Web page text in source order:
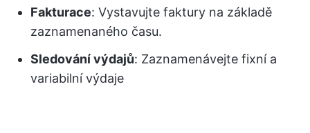
Fakturace: Vystavujte faktury na základě
zaznamenaného času.
Sledování výdajů: Zaznamenávejte fixní a
variabilní výdaje